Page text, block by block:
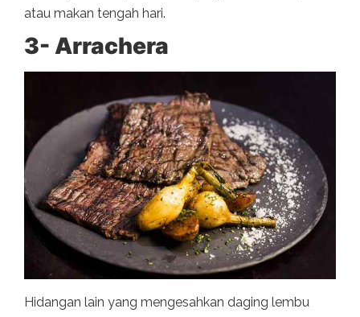
atau makan tengah hari.
3- Arrachera
Hidangan lain yang mengesahkan daging lembu